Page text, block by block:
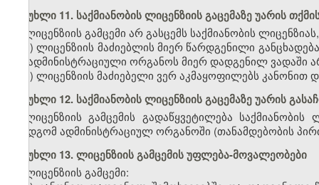
მუხლი 11. საქმიანობის ლიცენზიის გაცემაზე უარის
ლიცენზიის გამცემი არ გასცემს საქმიანობის
ა) ლიცენზიის მაძიებლის მიერ წარდგენილი
და ადმინისტრაციული ორგანოს მიერ დადგენილ ვადაში
ბ) ლიცენზიის მაძიებელი ვერ აკმაყოფილებს
მუხლი 12. საქმიანობის ლიცენზიის გაცემაზე უარის
ლიცენზიის გამცემის გადაწყვეტილება
ზემდგომ ადმინისტრაციულ ორგანოში (თანამდებობის
მუხლი 13. ლიცენზიის გამცემის უფლება-მოვალეობები
ლიცენზიის გამცემი: